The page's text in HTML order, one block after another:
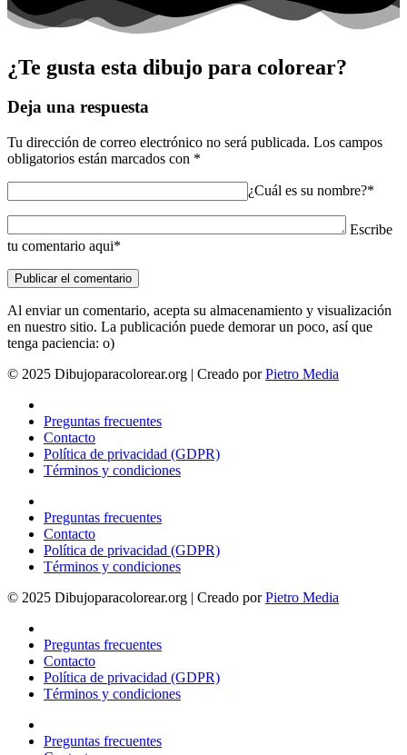
¿Te gusta esta dibujo para colorear?
Deja una respuesta
Tu dirección de correo electrónico no será publicada. Los campos
obligatorios están marcados con *
¿Cuál es su nombre?*
Escribe
tu comentario aqui*
Al enviar un comentario, acepta su almacenamiento y visualización
en nuestro sitio. La publicación puede demorar un poco, así que
tenga paciencia: o)
© 2025 Dibujoparacolorear.org | Creado porPietro Media
Preguntas frecuentes
Contacto
Política de privacidad (GDPR)
Términos y condiciones
Preguntas frecuentes
Contacto
Política de privacidad (GDPR)
Términos y condiciones
© 2025 Dibujoparacolorear.org | Creado porPietro Media
Preguntas frecuentes
Contacto
Política de privacidad (GDPR)
Términos y condiciones
Preguntas frecuentes